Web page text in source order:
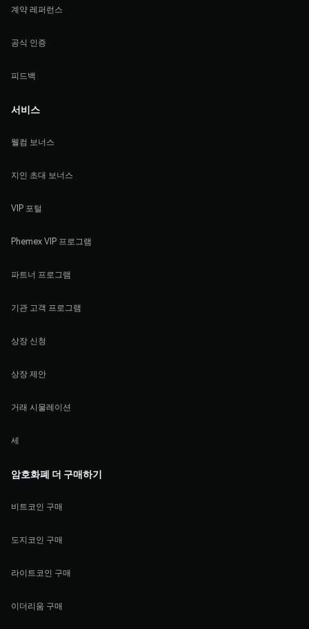
계약 레퍼런스
공식 인증
피드백
서비스
웰컴 보너스
지인 초대 보너스
VIP 포털
Phemex VIP 프로그램
파트너 프로그램
기관 고객 프로그램
상장 신청
상장 제안
거래 시물레이션
세
암호화폐 더 구매하기
비트코인 구매
도지코인 구매
라이트코인 구매
이더리움 구매